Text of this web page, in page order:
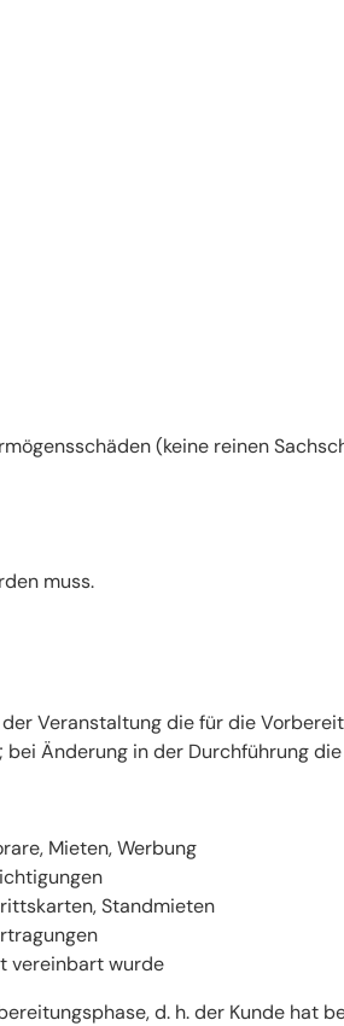
(keine reinen
muss.
Veranstaltung die für die
Änderung in der Durchführung
Mieten, Werbung
Standmieten
vereinbart wurde
d. h. der Kunde hat